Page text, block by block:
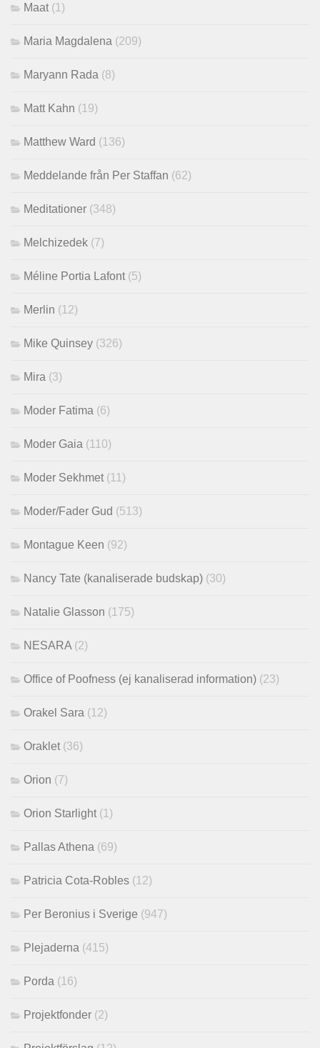
Maat (1)
Maria Magdalena (209)
Maryann Rada (8)
Matt Kahn (19)
Matthew Ward (136)
Meddelande från Per Staffan (62)
Meditationer (348)
Melchizedek (7)
Méline Portia Lafont (5)
Merlin (12)
Mike Quinsey (326)
Mira (3)
Moder Fatima (6)
Moder Gaia (110)
Moder Sekhmet (11)
Moder/Fader Gud (513)
Montague Keen (92)
Nancy Tate (kanaliserade budskap) (30)
Natalie Glasson (175)
NESARA (2)
Office of Poofness (ej kanaliserad information) (23)
Orakel Sara (12)
Oraklet (36)
Orion (7)
Orion Starlight (1)
Pallas Athena (69)
Patricia Cota-Robles (12)
Per Beronius i Sverige (947)
Plejaderna (415)
Porda (16)
Projektfonder (2)